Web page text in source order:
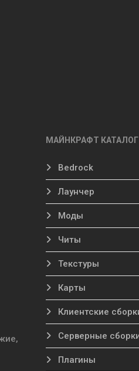
МАЙНКРАФТ КАТАЛОГ
Bedrock
Лаунчер
Моды
Читы
Текстуры
Карты
Клиентские
Серверные
Плагины